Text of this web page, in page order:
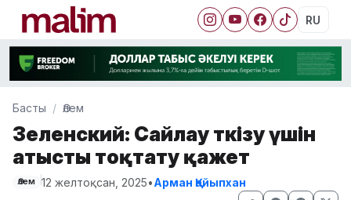
RU
Басты Әлем
Зеленский: Сайлау өткізу үшін
атысты тоқтату қажет
Әлем 12 желтоқсан, 2025•Арман Қайыпхан